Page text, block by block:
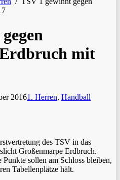
mit
20161. Herren, Handball
des TSV in das
Großenmarpe Erdbruch.
sollen am Schloss bleiben,
Tabellenplätze hält.